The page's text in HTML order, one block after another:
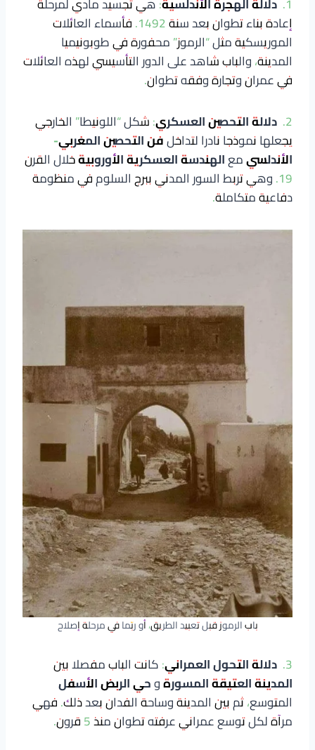
إعادة بناء تطوان بعد سنة 1492. فأسماء العائلات
الموريسكية مثل “الرموز” محفورة في طوبونيميا
المدينة، والباب شاهد على الدور التأسيسي لهذه العائلات
في عمران وتجارة وفقه تطوان.
2. دلالة التحصين العسكري: شكل “اللونيطا” الخارجي
يجعلها نموذجا نادرا لتداخلفن التحصين المغربي-
الأندلسيمعالهندسة العسكرية الأوروبيةخلال القرن
19. وهي تربط السور المدني ببرج السلوم في منظومة
دفاعية متكاملة.
باب الرموز قبل تعبيد الطريق، أو ربّما في مرحلة إصلاح
3. دلالة التحول العمراني: كانت الباب مفصلا بين
المدينة العتيقة المسورةوحي الربض الأسفل
المتوسع، ثم بين المدينة وساحة الفدان بعد ذلك. فهي
مرآة لكل توسع عمراني عرفته تطوان منذ 5 قرون.